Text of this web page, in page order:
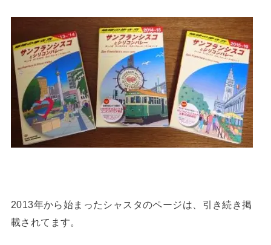
2013年から始まったシャスタのページは、引き続き掲
載されてます。